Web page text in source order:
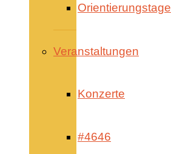
Orientierungstage
Veranstaltungen
Konzerte
#4646